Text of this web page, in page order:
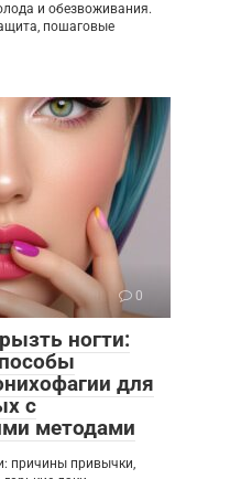
и обезвоживания.
пошаговые
0
ногти:
для
с
методами
причины привычки,